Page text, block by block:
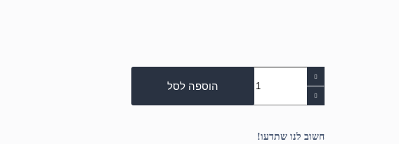
כמות
של
Dell
PRO
MFF
הוספה לסל
חשוב לנו שתדעו!